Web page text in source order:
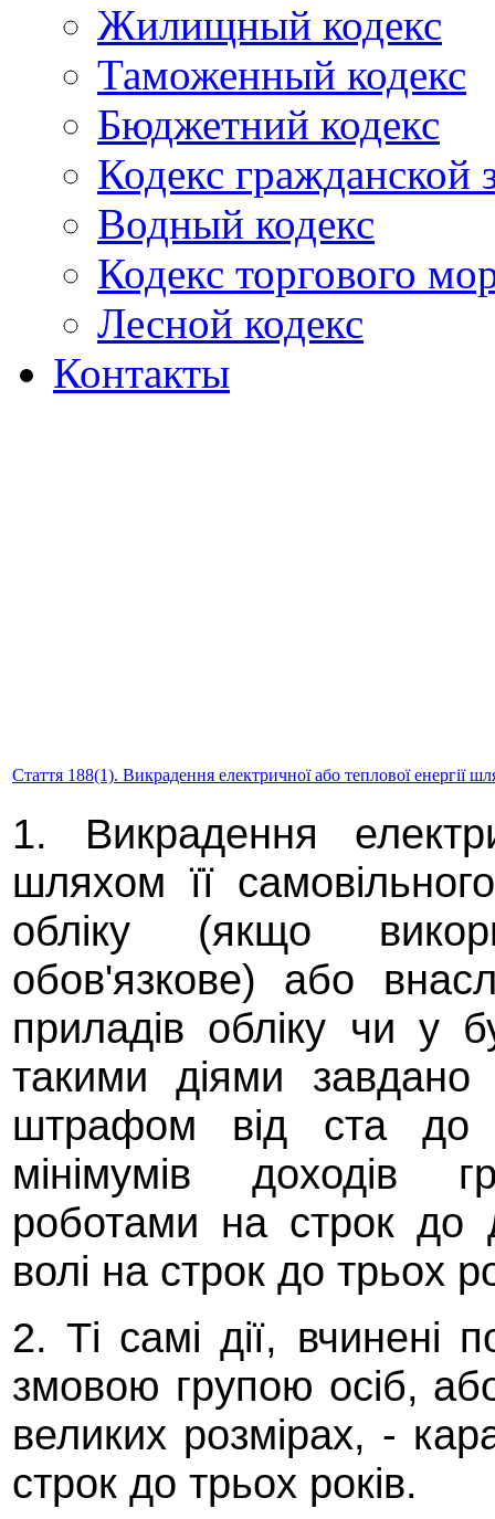
Жилищный кодекс
Таможенный кодекс
Бюджетний кодекс
Кодекс гражданской
Водный кодекс
Кодекс торгового
Лесной кодекс
Контакты
Стаття 188(1). Викрадення електричної або теплової енергії
1. Викрадення
шляхом її
обліку (якщо
обов'язкове) або
приладів обліку чи у
такими діями
штрафом від ста до
мінімумів доходів
роботами на строк до
волі на строк до трьох
2. Ті самі дії, вчинені
змовою групою осіб,
великих розмірах, -
строк до трьох років.